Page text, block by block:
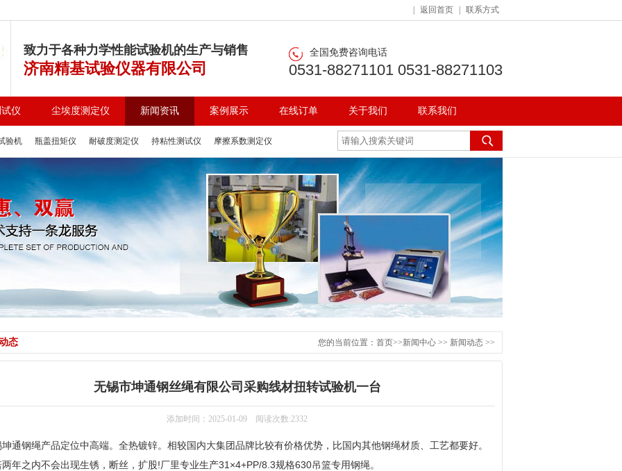
返回首页 联系方式
致力于各种力学性能试验机的生产与销售
济南精基试验仪器有限公司
全国免费咨询电话
0531-88271101 0531-88271103
仪 尘埃度测定仪 新闻资讯 案例展示 在线订单 关于我们 联系我们
验机 瓶盖扭矩仪 耐破度测定仪 持粘性测试仪 摩擦系数测定仪
态 您的当前位置： 首页>>新闻中心 >> 新闻动态 >>
无锡市坤通钢丝绳有限公司采购线材扭转试验机一台
添加时间：2025-01-09 阅读次数:2332
通钢绳产品定位中高端。全热镀锌。相较国内大集团品牌比较有价格优势，比国内其他钢绳材质、工艺都要好。
年之内不会出现生锈，断丝，扩股!厂里专业生产31×4+PP/8.3规格630吊篮专用钢绳。